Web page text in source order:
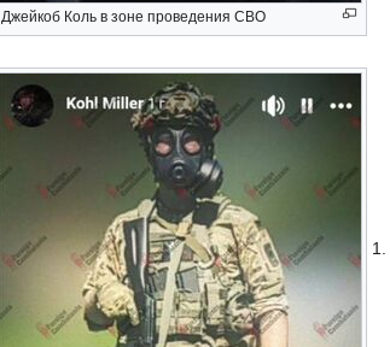
Джейкоб Коль в зоне проведения СВО